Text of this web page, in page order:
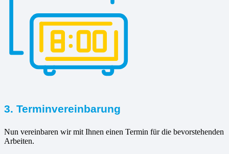
3. Terminvereinbarung
Nun vereinbaren wir mit Ihnen einen Termin für die bevorstehenden
Arbeiten.